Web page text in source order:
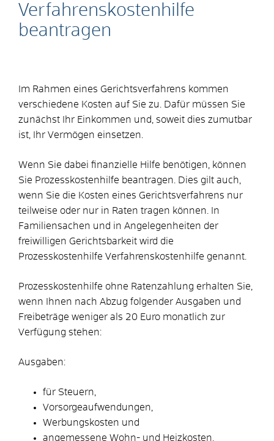
Verfahrenskostenhilfe
beantragen
Im Rahmen eines Gerichtsverfahrens kommen
verschiedene Kosten auf Sie zu. Dafür müssen Sie
zunächst Ihr Einkommen und, soweit dies zumutbar
ist, Ihr Vermögen einsetzen.
Wenn Sie dabei finanzielle Hilfe benötigen, können
Sie Prozesskostenhilfe beantragen. Dies gilt auch,
wenn Sie die Kosten eines Gerichtsverfahrens nur
teilweise oder nur in Raten tragen können. In
Familiensachen und in Angelegenheiten der
freiwilligen Gerichtsbarkeit wird die
Prozesskostenhilfe Verfahrenskostenhilfe genannt.
Prozesskostenhilfe ohne Ratenzahlung erhalten Sie,
wenn Ihnen nach Abzug folgender Ausgaben und
Freibeträge weniger als 20 Euro monatlich zur
Verfügung stehen:
Ausgaben:
für Steuern,
Vorsorgeaufwendungen,
Werbungskosten und
angemessene Wohn- und Heizkosten.